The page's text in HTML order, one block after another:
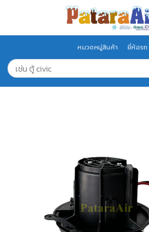
หมวดหมู่สินค้า ยี่ห้อรถ